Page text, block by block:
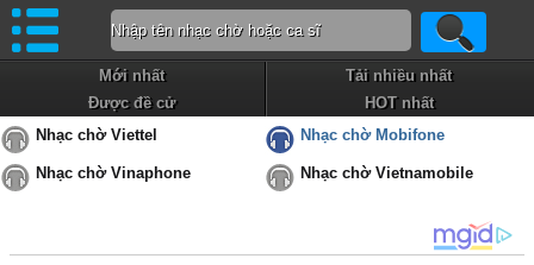
Mới nhất
Tải nhiều nhất
Được đề cử
HOT nhất
Nhạc chờ Viettel
Nhạc chờ Mobifone
Nhạc chờ Vinaphone Nhạc chờ Vietnamobile